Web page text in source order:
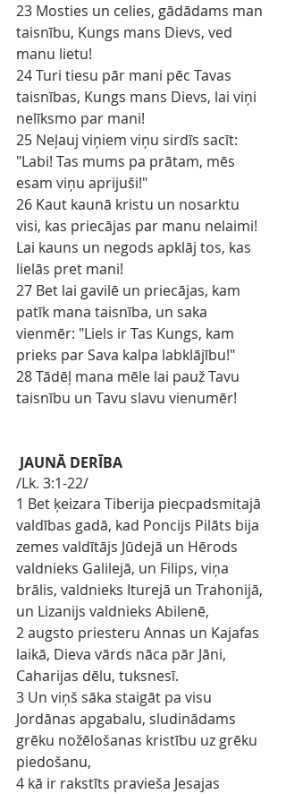
23 Mosties un celies, gādādams man
taisnību, Kungs mans Dievs, ved
manu lietu!
24 Turi tiesu pār mani pēc Tavas
taisnības, Kungs mans Dievs, lai viņi
nelīksmo par mani!
25 Neļauj viņiem viņu sirdīs sacīt:
"Labi! Tas mums pa prātam, mēs
esam viņu aprijuši!"
26 Kaut kaunā kristu un nosarktu
visi, kas priecājas par manu nelaimi!
Lai kauns un negods apklāj tos, kas
lielās pret mani!
27 Bet lai gavilē un priecājas, kam
patīk mana taisnība, un saka
vienmēr: "Liels ir Tas Kungs, kam
prieks par Sava kalpa labklājību!"
28 Tādēļ mana mēle lai pauž Tavu
taisnību un Tavu slavu vienumēr!
JAUNĀ DERĪBA
/Lk. 3:1-22/
1 Bet ķeizara Tiberija piecpadsmitajā
valdības gadā, kad Poncijs Pilāts bija
zemes valdītājs Jūdejā un Hērods
valdnieks Galilejā, un Filips, viņa
brālis, valdnieks Iturejā un Trahonijā,
un Lizanijs valdnieks Abilenē,
2 augsto priesteru Annas un Kajafas
laikā, Dieva vārds nāca pār Jāni,
Caharijas dēlu, tuksnesī.
3 Un viņš sāka staigāt pa visu
Jordānas apgabalu, sludinādams
grēku nožēlošanas kristību uz grēku
piedošanu,
4 kā ir rakstīts pravieša Jesajas